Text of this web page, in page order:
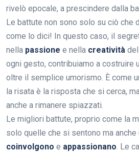
rivelò epocale, a prescindere dalla
Le battute non sono solo su ciò che
come lo dici! In questo caso, il
nella passione e nella creatività
ogni gesto, contribuiamo a costruire
oltre il semplice umorismo. È come
la risata è la risposta che si cerca,
anche a rimanere spiazzati.
Le migliori battute, proprio come la
solo quelle che si sentono ma anche
coinvolgono e appassionano. Le